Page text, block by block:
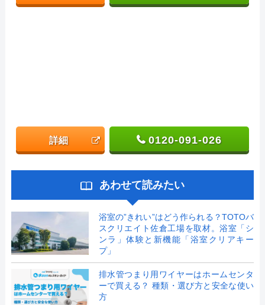
詳細 0120-091-026
あわせて読みたい
浴室の”きれい”はどう作られる？TOTOバ
スクリエイト佐倉工場を取材。浴室「シ
ンラ」体験と新機能「浴室クリアキー
プ」
排水管つまり用ワイヤーはホームセンタ
ーで買える？ 種類・選び方と安全な使い
方